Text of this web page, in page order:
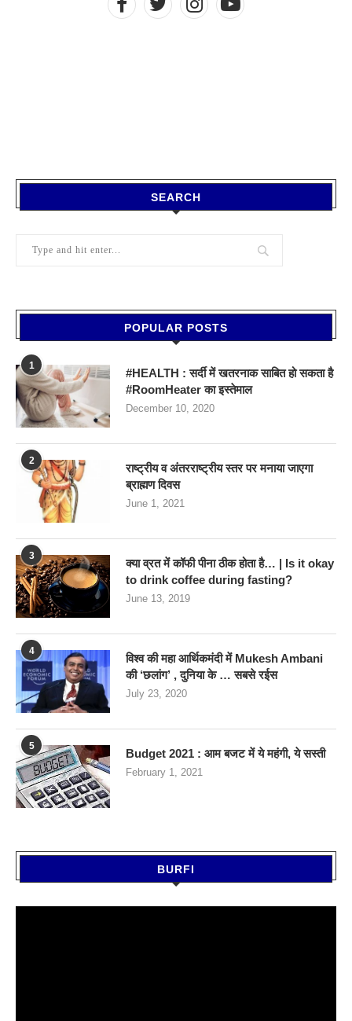
SEARCH
POPULAR POSTS
1
#HEALTH : सर्दी में खतरनाक साबित हो सकता है
#RoomHeater का इस्तेमाल
December 10, 2020
2
राष्ट्रीय व अंतरराष्ट्रीय स्तर पर मनाया जाएगा
ब्राह्मण दिवस
June 1, 2021
3
क्या व्रत में कॉफी पीना ठीक होता है… | Is it okay
to drink coffee during fasting?
June 13, 2019
4
विश्व की महा आर्थिकमंदी में Mukesh Ambani
की ‘छलांग’ , दुनिया के … सबसे रईस
July 23, 2020
5
Budget 2021 : आम बजट में ये महंगी, ये सस्‍ती
February 1, 2021
BURFI